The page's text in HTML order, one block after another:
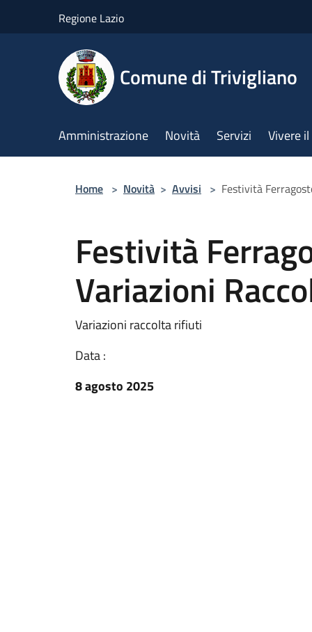
Regione Lazio
Comune di Trivigliano
Amministrazione Novità Servizi Vivere
Home > Novità > Avvisi > Festività
Festività
Variazioni
Variazioni raccolta rifiuti
Data :
8 agosto 2025